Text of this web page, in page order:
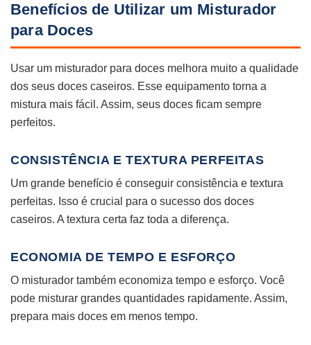
Benefícios de Utilizar um Misturador
para Doces
Usar um misturador para doces melhora muito a qualidade
dos seus doces caseiros. Esse equipamento torna a
mistura mais fácil. Assim, seus doces ficam sempre
perfeitos.
CONSISTÊNCIA E TEXTURA PERFEITAS
Um grande benefício é conseguir consistência e textura
perfeitas. Isso é crucial para o sucesso dos doces
caseiros. A textura certa faz toda a diferença.
ECONOMIA DE TEMPO E ESFORÇO
O misturador também economiza tempo e esforço. Você
pode misturar grandes quantidades rapidamente. Assim,
prepara mais doces em menos tempo.